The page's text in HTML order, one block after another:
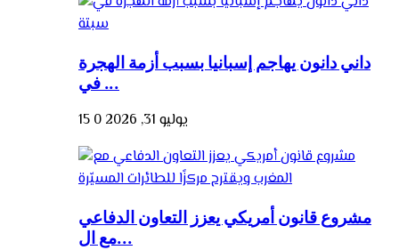
داني دانون يهاجم إسبانيا بسبب أزمة الهجرة
في ...
يوليو 31, 2026 0
15
مشروع قانون أمريكي يعزز التعاون الدفاعي
مع ال...